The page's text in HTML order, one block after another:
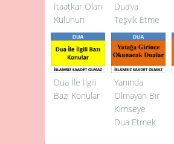
İtaatkar Olan
Kulunun
Duasına
Allah’ın (c.c.)
İcabet
Etmesi
Dua’ya
Teşvik Et­me
Dua İle İlgili
Bazı Konular
Yanında
Olmayan Bir
Kimseye
Dua Etmek